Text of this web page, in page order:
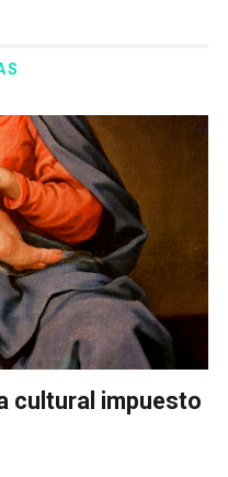
cultural impuesto